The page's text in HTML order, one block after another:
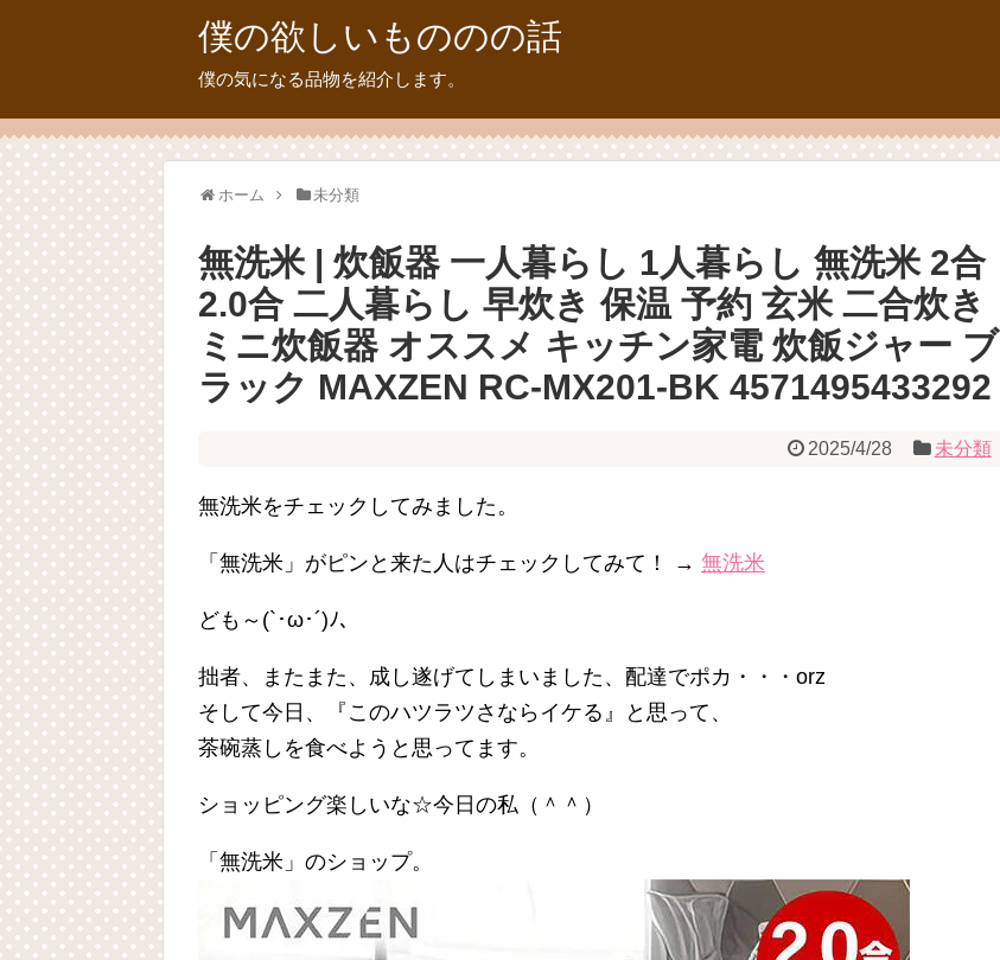
僕の欲しいもののの話
僕の気になる品物を紹介します。
ホーム 未分類
無洗米 | 炊飯器 一人暮らし 1人暮らし 無洗米 2合
2.0合 二人暮らし 早炊き 保温 予約 玄米 二合炊き
ミニ炊飯器 オススメ キッチン家電 炊飯ジャー ブ
ラック MAXZEN RC-MX201-BK 4571495433292
2025/4/28 未分類
無洗米をチェックしてみました。
「無洗米」がピンと来た人はチェックしてみて！ → 無洗米
ども～(`･ω･´)ﾉ、
拙者、またまた、成し遂げてしまいました、配達でポカ・・・orz
そして今日、『このハツラツさならイケる』と思って、
茶碗蒸しを食べようと思ってます。
ショッピング楽しいな☆今日の私（＾＾）
「無洗米」のショップ。